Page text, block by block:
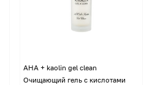
AHA + kaolin gel clean
Очищающий гель с кислотами